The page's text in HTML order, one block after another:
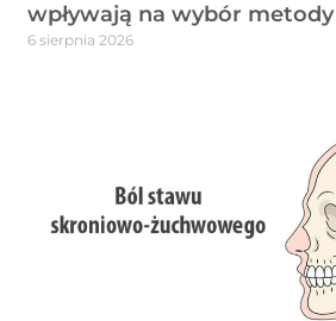
wpływają na wybór metody
6 sierpnia 2026